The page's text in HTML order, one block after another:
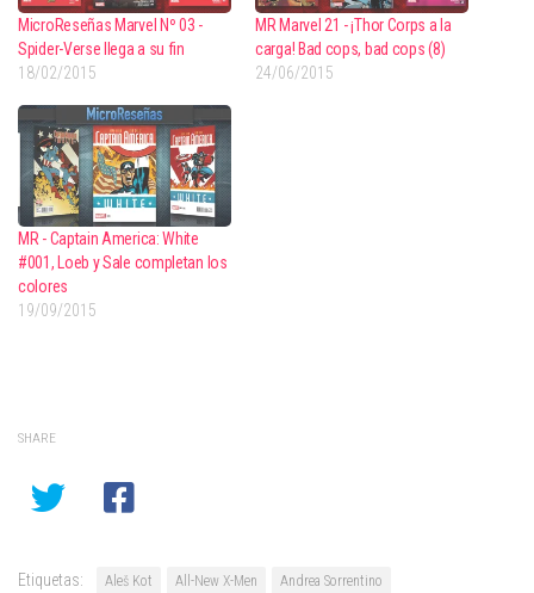
MicroReseñas Marvel Nº 03 -
Spider-Verse llega a su fin
18/02/2015
MR Marvel 21 - ¡Thor Corps a la
carga! Bad cops, bad cops (8)
24/06/2015
MR - Captain America: White
#001, Loeb y Sale completan los
colores
19/09/2015
SHARE
Etiquetas: Aleš Kot All-New X-Men
Andrea Sorrentino